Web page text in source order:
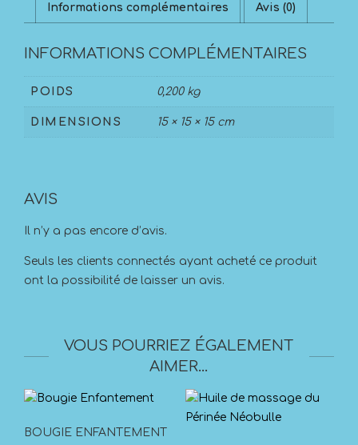
Informations complémentaires Avis (0)
INFORMATIONS COMPLÉMENTAIRES
POIDS 0,200 kg
DIMENSIONS 15 × 15 × 15 cm
AVIS
Il n’y a pas encore d’avis.
Seuls les clients connectés ayant acheté ce produit
ont la possibilité de laisser un avis.
VOUS POURRIEZ ÉGALEMENT
AIMER…
BOUGIE ENFANTEMENT